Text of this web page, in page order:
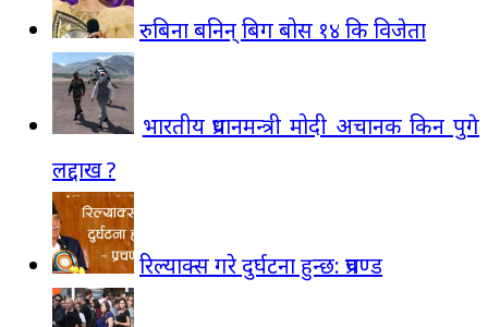
रुबिना बनिन् बिग बोस १४ कि विजेता
भारतीय प्रधानमन्त्री मोदी अचानक किन पुगे
लद्दाख ?
रिल्याक्स गरे दुर्घटना हुन्छ: प्रचण्ड